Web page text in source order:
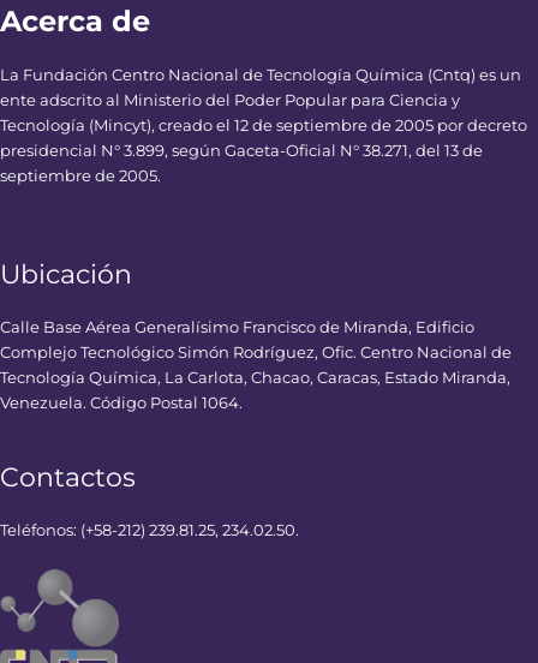
Acerca de
La Fundación Centro Nacional de Tecnología Química (Cntq) es un
ente adscrito al Ministerio del Poder Popular para Ciencia y
Tecnología (Mincyt), creado el 12 de septiembre de 2005 por decreto
presidencial N° 3.899, según Gaceta-Oficial N° 38.271, del 13 de
septiembre de 2005.
Ubicación
Calle Base Aérea Generalísimo Francisco de Miranda, Edificio
Complejo Tecnológico Simón Rodríguez, Ofic. Centro Nacional de
Tecnología Química, La Carlota, Chacao, Caracas, Estado Miranda,
Venezuela. Código Postal 1064.
Contactos
Teléfonos: (+58-212) 239.81.25, 234.02.50.